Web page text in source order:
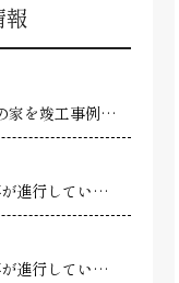
家を竣工事例に
進行していま
進行していま